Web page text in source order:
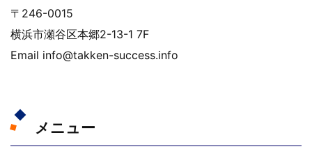
〒246-0015
横浜市瀬谷区本郷2-13-1 7F
Email info@takken-success.info
メニュー